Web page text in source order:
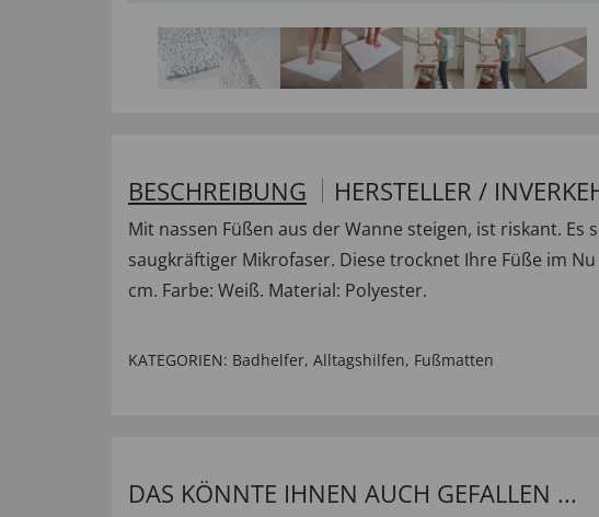
BESCHREIBUNG HERSTELLER /
Mit nassen Füßen aus der Wanne steigen, ist riskant.
saugkräftiger Mikrofaser. Diese trocknet Ihre Füße im
cm. Farbe: Weiß. Material: Polyester.
KATEGORIEN: Badhelfer, Alltagshilfen, Fußmatten
DAS KÖNNTE IHNEN AUCH GEFALLEN ...